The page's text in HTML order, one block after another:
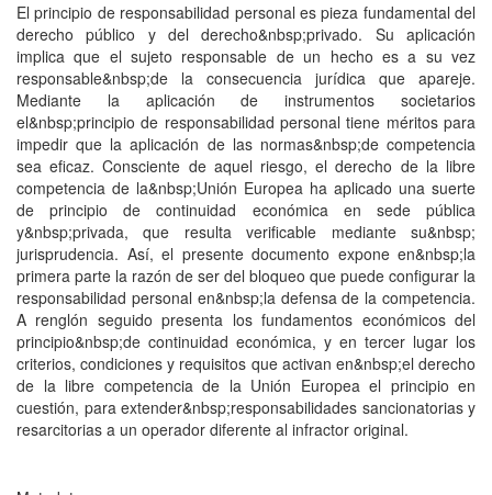
El principio de responsabilidad personal es pieza fundamental del
derecho público y del derecho&nbsp;privado. Su aplicación
implica que el sujeto responsable de un hecho es a su vez
responsable&nbsp;de la consecuencia jurídica que apareje.
Mediante la aplicación de instrumentos societarios
el&nbsp;principio de responsabilidad personal tiene méritos para
impedir que la aplicación de las normas&nbsp;de competencia
sea eficaz. Consciente de aquel riesgo, el derecho de la libre
competencia de la&nbsp;Unión Europea ha aplicado una suerte
de principio de continuidad económica en sede pública
y&nbsp;privada, que resulta verificable mediante su&nbsp;
jurisprudencia. Así, el presente documento expone en&nbsp;la
primera parte la razón de ser del bloqueo que puede configurar la
responsabilidad personal en&nbsp;la defensa de la competencia.
A renglón seguido presenta los fundamentos económicos del
principio&nbsp;de continuidad económica, y en tercer lugar los
criterios, condiciones y requisitos que activan en&nbsp;el derecho
de la libre competencia de la Unión Europea el principio en
cuestión, para extender&nbsp;responsabilidades sancionatorias y
resarcitorias a un operador diferente al infractor original.